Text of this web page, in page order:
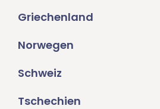
Griechenland
Norwegen
Schweiz
Tschechien